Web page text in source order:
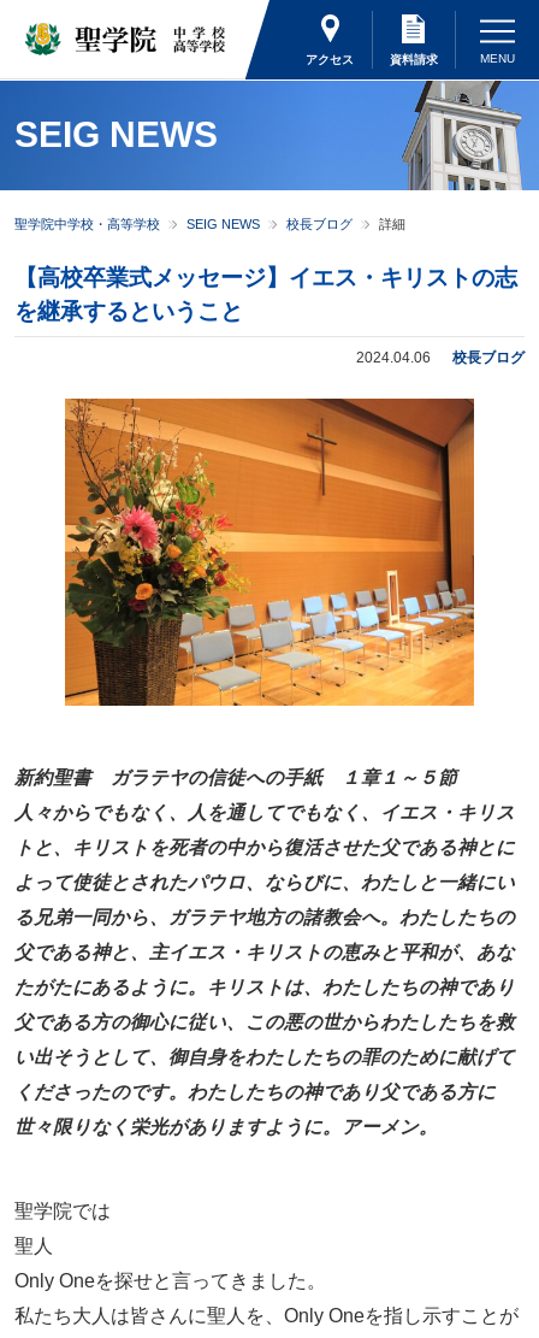
アクセス 資料請求
SEIG NEWS
聖学院中学校・高等学校 SEIG NEWS 校長ブログ 詳細
【高校卒業式メッセージ】イエス・キリストの志
を継承するということ
2024.04.06 校長ブログ
新約聖書 ガラテヤの信徒への手紙 １章１～５節
人々からでもなく、人を通してでもなく、イエス・キリス
トと、キリストを死者の中から復活させた父である神とに
よって使徒とされたパウロ、ならびに、わたしと一緒にい
る兄弟一同から、ガラテヤ地方の諸教会へ。わたしたちの
父である神と、主イエス・キリストの恵みと平和が、あな
たがたにあるように。キリストは、わたしたちの神であり
父である方の御心に従い、この悪の世からわたしたちを救
い出そうとして、御自身をわたしたちの罪のために献げて
くださったのです。わたしたちの神であり父である方に
世々限りなく栄光がありますように。アーメン。
聖学院では
聖人
Only Oneを探せと言ってきました。
私たち大人は皆さんに聖人を、Only Oneを指し示すことが